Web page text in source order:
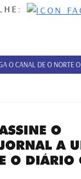
O CANAL DE O NORTE